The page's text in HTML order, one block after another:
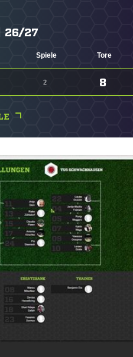
26/27
Spiele Tore
2 8